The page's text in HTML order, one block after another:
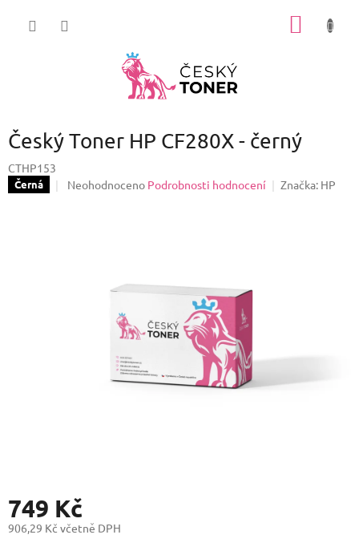
Český Toner HP CF280X - černý
CTHP153
Černá
Průměrné
hvězdiček.
Neohodnoceno Podrobnosti hodnocení Značka: HP
749 Kč
906,29 Kč včetně DPH